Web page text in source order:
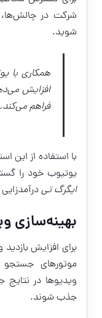
شرکت در چالش‌ها،
شوید.
همکاری با
افزایش
فراهم می‌کند.
با استفاده از این
یوتیوب خود را
ایگرگ تی
بهینه‌سازی
برای افزایش
موتورهای
ویدیوها در
جذب شوند.